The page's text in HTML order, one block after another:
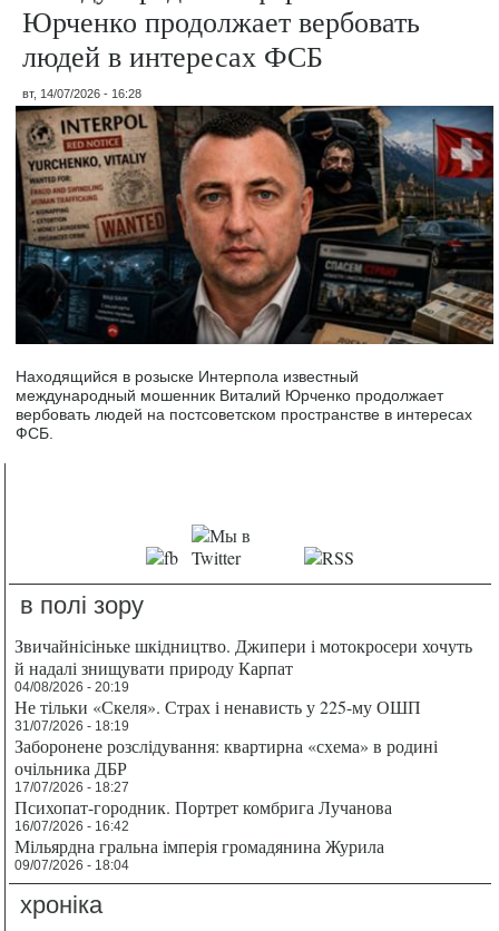
Юрченко продолжает вербовать
людей в интересах ФСБ
вт, 14/07/2026 - 16:28
Находящийся в розыске Интерпола известный
международный мошенник Виталий Юрченко продолжает
вербовать людей на постсоветском пространстве в интересах
ФСБ.
в полі зору
Звичайнісіньке шкідництво. Джипери і мотокросери хочуть
й надалі знищувати природу Карпат
04/08/2026 - 20:19
Не тільки «Скеля». Страх і ненависть у 225-му ОШП
31/07/2026 - 18:19
Заборонене розслідування: квартирна «схема» в родині
очільника ДБР
17/07/2026 - 18:27
Психопат-городник. Портрет комбрига Лучанова
16/07/2026 - 16:42
Мільярдна гральна імперія громадянина Журила
09/07/2026 - 18:04
хроніка